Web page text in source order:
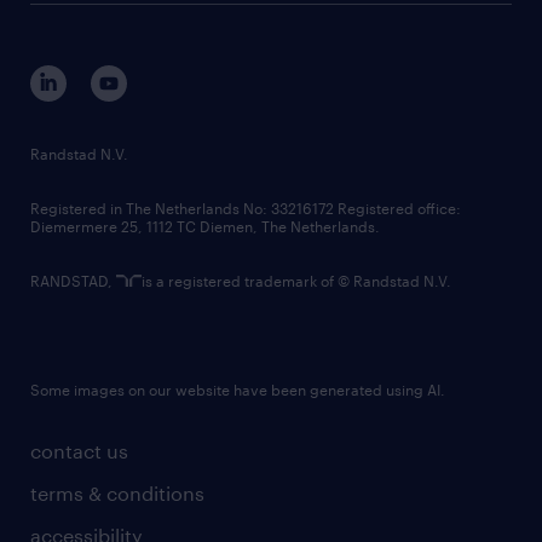
corporate governance
randstad innovation fund
country websites
contact us
terms & conditions
accessibility
Randstad N.V.
Registered in The Netherlands No: 33216172 Registered office:
Diemermere 25, 1112 TC Diemen, The Netherlands.
RANDSTAD, is a registered trademark of © Randstad N.V.
Some images on our website have been generated using AI.